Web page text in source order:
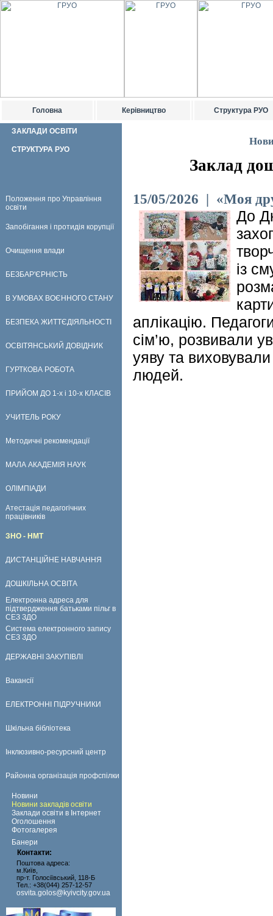
Головна Керівництво Структура РУО
ЗАКЛАДИ ОСВІТИ
СТРУКТУРА РУО
Положення про Управління
освіти
Запобігання і протидія корупції
Очищення влади
БЕЗБАР'ЄРНІСТЬ
В УМОВАХ ВОЄННОГО СТАНУ
БЕЗПЕКА ЖИТТЄДІЯЛЬНОСТІ
ОСВІТЯНСЬКИЙ ДОВІДНИК
ГУРТКОВА РОБОТА
ПРИЙОМ ДО 1-х і 10-х КЛАСІВ
УЧИТЕЛЬ РОКУ
Методичні рекомендації
МАЛА АКАДЕМІЯ НАУК
ОЛІМПІАДИ
Атестація педагогічних
працівників
ЗНО - НМТ
ДИСТАНЦІЙНЕ НАВЧАННЯ
ДОШКІЛЬНА ОСВІТА
Електронна адреса для
підтвердження батьками пільг в
СЕЗ ЗДО
Система електронного запису
СЕЗ ЗДО
ДЕРЖАВНІ ЗАКУПІВЛІ
Вакансії
ЕЛЕКТРОННІ ПІДРУЧНИКИ
Шкільна бібліотека
Інклюзивно-ресурсний центр
Районна організація профспілки
Новини
Новини закладів освіти
Заклади освіти в Інтернет
Оголошення
Фотогалерея
Банери
Контакти:
Поштова адреса:
м.Київ,
пр-т. Голосіївський, 118-Б
Тел.: +38(044) 257-12-57
osvita.golos@kyivcity.gov.ua
Заклад
15/05/2026 | «Моя
До
із
аплікацію.
сім’ю, розвивали
уяву та
людей.